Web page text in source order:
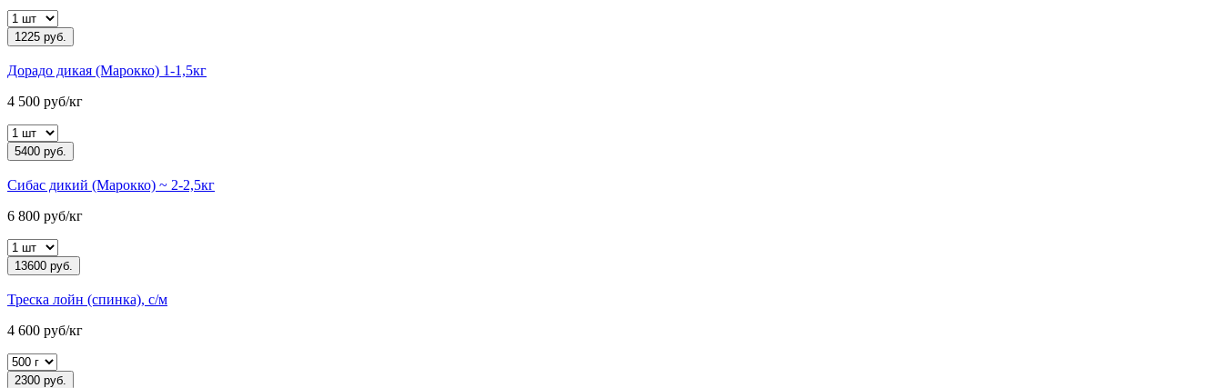
1225 руб.
Дорадо дикая (Марокко) 1-1,5кг
4 500 руб/кг
5400 руб.
Сибас дикий (Марокко) ~ 2-2,5кг
6 800 руб/кг
13600 руб.
Треска лойн (спинка), с/м
4 600 руб/кг
2300 руб.